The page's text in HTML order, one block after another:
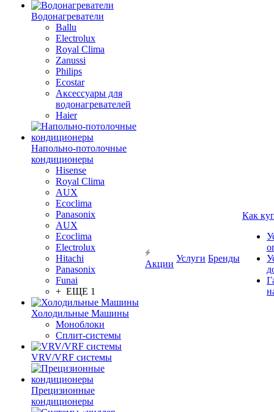
Водонагреватели
Ballu
Electrolux
Royal Clima
Zanussi
Philips
Ecostar
Аксессуары для
водонагревателей
Haier
Напольно-потолочные
кондиционеры
Hisense
Royal Clima
AUX
Ecoclima
Panasonix
AUX
Ecoclima
Electrolux
Hitachi
Panasonix
Funai
+ ЕЩЕ 1
Холодильные Машины
Моноблоки
Сплит-системы
VRV/VRF системы
Прецизионные
кондиционеры
Акции
Услуги Бренды
Как